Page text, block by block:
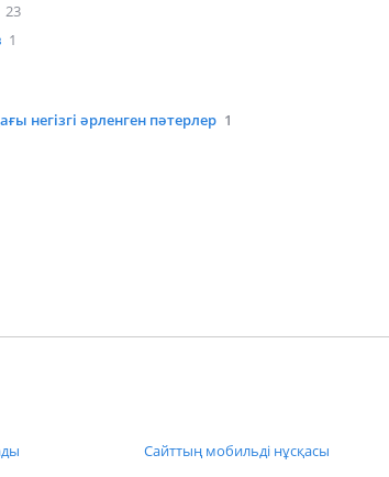
23
1
негізгі әрленген пәтерлер 1
Сайттың мобильді нұсқасы